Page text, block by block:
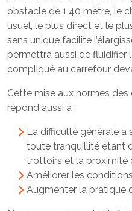
obstacle de 1,40 mètre, le
usuel, le plus direct et le
sens unique facilite
permettra aussi de fluidifier
compliqué au carrefour
Cette mise aux normes
répond aussi à :
La difficulté générale à
toute tranquillité étant
trottoirs et la proximité
Améliorer les
Augmenter la pratique